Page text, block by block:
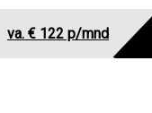
va. € 122 p/mnd